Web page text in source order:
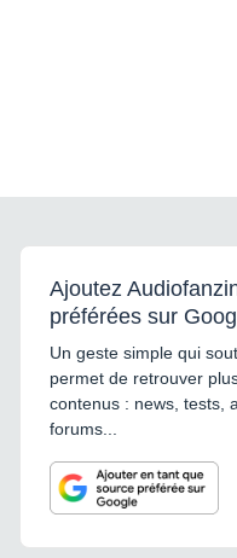
Ajoutez
préférées sur
Un geste simple qui
permet de retrouver
contenus : news, tests,
forums...